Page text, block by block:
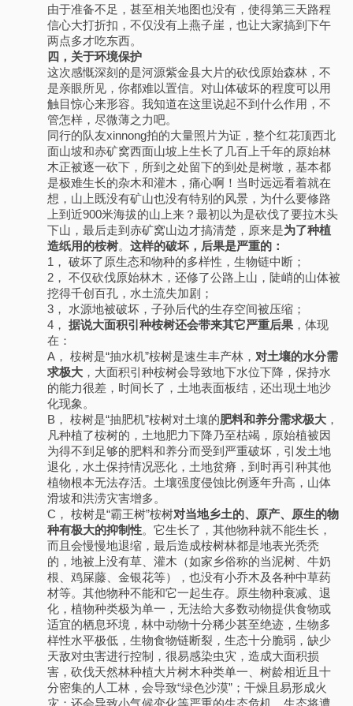
由于准备不足，甚至相关地图也没有，使得第三天路程
信心大打折扣，不仅没有上燕子崖，也让大家搞到下午
两点多才吃东西。
四，关于环境保护
这次感慨深刻的是河源紫金县大片的砍伐原始森林，不
是亲眼所见，你都难以置信。对山体破坏的程度可以用
触目惊心来形容。我知道在这里说起不到什么作用，不
管怎样，尽微薄之力吧。
同行的队友xinnong拍的大量照片为证，整个红花顶西北
面山坡和赤矿窝西面山坡上生长了几百上千年的原始林
木正被逐一砍下，所到之处留下的到处是树墩，基本都
是极难生长的杂木和灌木，痛心啊！当时远远看着就在
想，山上既没有矿山也没有特别的风景，为什么要修路
上到近900米海拔的山上来？最初以为是砍伐了要拉木头
下山，最后走到赤矿窝山边才搞清楚，原来是为了种植
造纸用的桉树。 这样的破坏，后果是严重的：
1， 破坏了原生态和物种的多样性，生物链中断；
2， 不仅砍伐原始林木，还修了公路上山，陡峭的山体被
挖得千创百孔，水土流失加剧；
3， 水源地被破坏，子孙后代的生存空间被压缩；
4， 据说大面积引种桉树还会带来其它严重后果 ，体现
在：
A， 桉树是“抽水机”桉树是速生丰产林， 对土壤的水分需
求极大 ，大面积引种桉树会导致地下水位下降，保持水
的能力很差，时间长了，土地表面板结，还出现土地沙
化现象。
B， 桉树是“抽肥机”桉树对土壤的肥料和养分需求极大 ，
凡种植了桉树的，土地肥力下降乃至枯竭，原始植被因
为得不到足够的肥料和养分而受到严重破坏，引发土地
退化，水土保持情况恶化，土地贫瘠，到时再引种其他
植物根本无法存活。土壤强度侵蚀比例逐年升高，山体
滑坡和洪涝灾害增多。
C， 桉树是“霸王树”桉树对当地乡土的、原产、原生的物
种有极大的抑制性。它生长了，其他物种就不能生长，
而且会慢慢地退缩，最后造成桉树林都是地表光秃秃
的，地被上没有草、灌木（如家乡俗称的当泥树、牛奶
根、鸡屎藤、金银花等），也没有小乔木及各种中草药
材等。其他物种不能和它一起生存。原生物种衰减、退
化，植物种类极为单一，无法给大多数动物提供食物或
适宜的栖息环境，林中动物十分稀少甚至绝迹，生物多
样性水平极低，生物食物链断裂，生态十分脆弱，缺少
天敌对虫害进行控制，很易感染虫灾，造成大面积损
害，砍伐天然林种植大片树木种类单一、树龄相近且十
分密集的人工林，会导致“绿色沙漠”；干燥且易形成火
灾；还会导致小气候变化等严重的生态危机。生态将遭